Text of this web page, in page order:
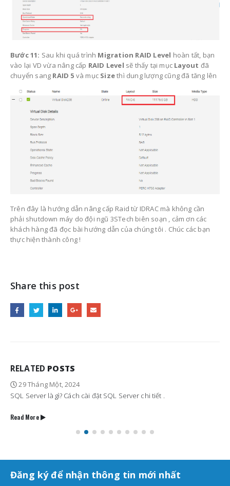
Bước 11: Sau khi quá trình Migration RAID Level hoàn tất, bạn
vào lại VD vừa nâng cấp RAID Level sẽ thấy tại mục Layout đã
chuyển sang RAID 5 và mục Sizethì dung lượng cũng đã tăng lên
Trên đây là hướng dẫn nâng cấp Raid từ IDRAC mà không cần
phải shutdown máy do đội ngũ 3STech biên soạn , cảm ơn các
khách hàng đã đọc bài hướng dẫn của chúng tôi . Chúc các bạn
thực hiện thành công !
Share this post
RELATED POSTS
29 Tháng Một, 2024
SQL Server là gì? Cách cài đặt SQL Server chi tiết .
Read More
Đăng ký để nhận thông tin mới nhất